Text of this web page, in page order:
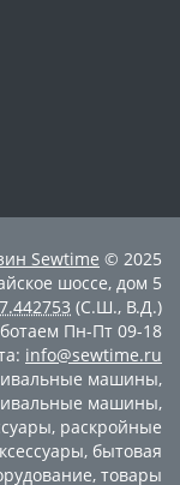
Sewtime © 2025
шоссе, дом 5
(С.Ш., В.Д.)
Пн-Пт 09-18
info@sewtime.ru
машины,
машины,
, раскройные
, бытовая
, товары